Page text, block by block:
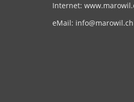
Internet:
eMail: info@marowil.ch